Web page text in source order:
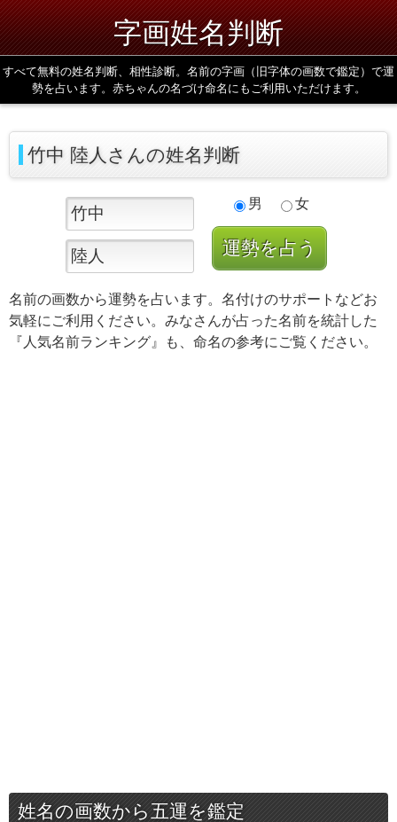
字画姓名判断
すべて無料の姓名判断、相性診断。名前の字画（旧字体の画数で鑑定）で運
勢を占います。赤ちゃんの名づけ命名にもご利用いただけます。
竹中 陸人さんの姓名判断
男 女
名前の画数から運勢を占います。名付けのサポートなどお
気軽にご利用ください。みなさんが占った名前を統計した
『人気名前ランキング』も、命名の参考にご覧ください。
姓名の画数から五運を鑑定